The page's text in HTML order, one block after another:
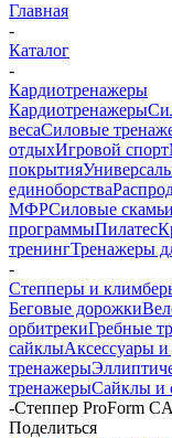
Главная
-
Каталог
-
Кардиотренажеры
Кардиотренажеры
весаСиловые
отдыхИгровой спорт
покрытия
единоборства
МФРСиловые скамьи
программыПилатес
тренингТренажеры
-
Степперы и
Беговые дорожки
орбитрекиГребные
сайклыАксессуары
тренажеры
тренажерыСайклы и
-Степпер ProForm
Поделиться